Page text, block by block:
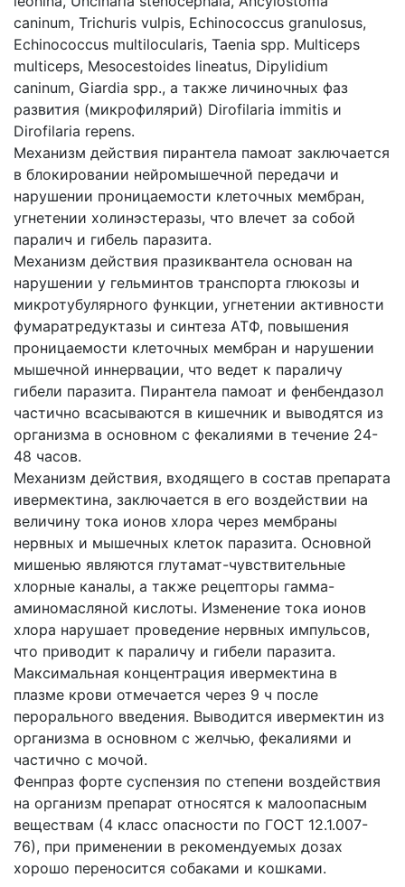
caninum, Trichuris vulpis, Echinococcus granulosus,
Echinococcus multilocularis, Taenia spp. Multiceps
multiceps, Mesocestoides lineatus, Dipylidium
caninum, Giardia spp., а также личиночных фаз
развития (микрофилярий) Dirofilaria immitis и
Dirofilaria repens.
Механизм действия пирантела памоат заключается
в блокировании нейромышечной передачи и
нарушении проницаемости клеточных мембран,
угнетении холинэстеразы, что влечет за собой
паралич и гибель паразита.
Механизм действия празиквантела основан на
нарушении у гельминтов транспорта глюкозы и
микротубулярного функции, угнетении активности
фумаратредуктазы и синтеза АТФ, повышения
проницаемости клеточных мембран и нарушении
мышечной иннервации, что ведет к параличу
гибели паразита. Пирантела памоат и фенбендазол
частично всасываются в кишечник и выводятся из
организма в основном с фекалиями в течение 24-
48 часов.
Механизм действия, входящего в состав препарата
ивермектина, заключается в его воздействии на
величину тока ионов хлора через мембраны
нервных и мышечных клеток паразита. Основной
мишенью являются глутамат-чувствительные
хлорные каналы, а также рецепторы гамма-
аминомасляной кислоты. Изменение тока ионов
хлора нарушает проведение нервных импульсов,
что приводит к параличу и гибели паразита.
Максимальная концентрация ивермектина в
плазме крови отмечается через 9 ч после
перорального введения. Выводится ивермектин из
организма в основном с желчью, фекалиями и
частично с мочой.
Фенпраз форте суспензия по степени воздействия
на организм препарат относятся к малоопасным
веществам (4 класс опасности по ГОСТ 12.1.007-
76), при применении в рекомендуемых дозах
хорошо переносится собаками и кошками.